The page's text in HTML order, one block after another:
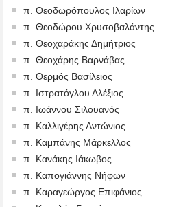
π. Θεοδωρόπουλος Ιλαρίων
π. Θεοδώρου Χρυσοβαλάντης
π. Θεοχαράκης Δημήτριος
π. Θεοχάρης Βαρνάβας
π. Θερμός Βασίλειος
π. Ιστρατόγλου Αλέξιος
π. Ιωάννου Σιλουανός
π. Καλλιγέρης Αντώνιος
π. Καμπάνης Μάρκελλος
π. Κανάκης Ιάκωβος
π. Καπογιάννης Νήφων
π. Καραγεώργος Επιφάνιος